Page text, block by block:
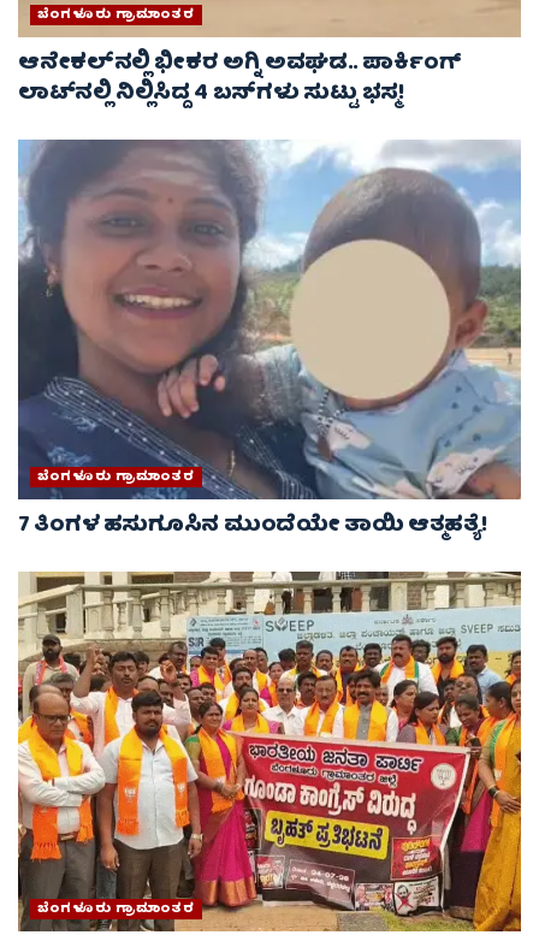
ಬೆಂಗಳೂರು ಗ್ರಾಮಾಂತರ
ಆನೇಕಲ್‌ನಲ್ಲಿ ಭೀಕರ ಅಗ್ನಿ ಅವಘಡ.. ಪಾರ್ಕಿಂಗ್
ಲಾಟ್‌ನಲ್ಲಿ ನಿಲ್ಲಿಸಿದ್ದ 4 ಬಸ್‌ಗಳು ಸುಟ್ಟು ಭಸ್ಮ!
ಬೆಂಗಳೂರು ಗ್ರಾಮಾಂತರ
7 ತಿಂಗಳ ಹಸುಗೂಸಿನ ಮುಂದೆಯೇ ತಾಯಿ ಆತ್ಮಹತ್ಯೆ!
ಬೆಂಗಳೂರು ಗ್ರಾಮಾಂತರ